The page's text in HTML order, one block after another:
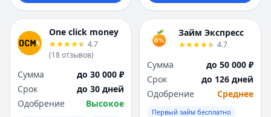
One click money
4.7
(18отзывов)
Сумма
до 30 000 ₽
Срок
до 30 дней
Одобрение
Высокое
Займ Экспресс
4.7
Сумма
до 50 000 ₽
Срок
до 126 дней
Одобрение
Среднее
Первый займ бесплатно